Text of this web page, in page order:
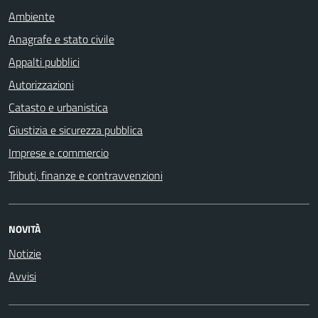
Ambiente
Anagrafe e stato civile
Appalti pubblici
Autorizzazioni
Catasto e urbanistica
Giustizia e sicurezza pubblica
Imprese e commercio
Tributi, finanze e contravvenzioni
NOVITÀ
Notizie
Avvisi